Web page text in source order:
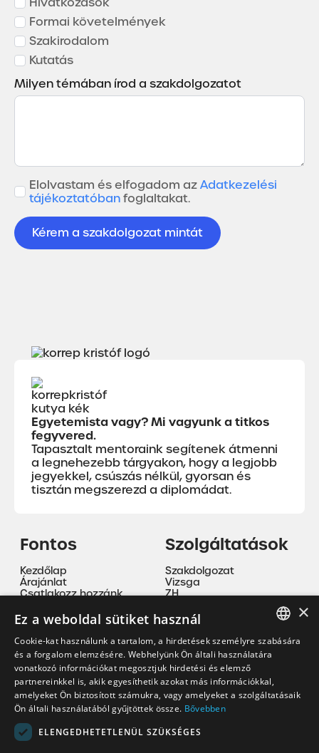
Formai követelmények
Szakirodalom
Kutatás
Milyen témában írod a szakdolgozatot
GDPR
*
Elolvastam és elfogadom azAdatkezelési
tájékoztatóbanfoglaltakat.
Kérem a szakdolgozat mintát
Egyetemista vagy? Mi vagyunk a titkos
fegyvered.
Tapasztalt mentoraink segítenek átmenni
a legnehezebb tárgyakon, hogy a legjobb
jegyekkel, csúszás nélkül, gyorsan és
tisztán megszerezd a diplomádat.
Fontos
Kezdőlap
Árajánlat
Csatlakozz hozzánk
Adatvédelmi nyilatkozat
Cookie tájékoztató
Szolgáltatások
Szakdolgozat
Vizsga
ZH
Nyelvoktatás
Magánóra
Szakmai gyakorlat
Mentorálás
Kapcsolat
korrepkristof@gmail.com
+36 30 335 9094
HUNGARIAN
×
Ez a weboldal sütiket használ
Cookie-kat használunk a tartalom, a hirdetések személyre szabására
és a forgalom elemzésére. Webhelyünk Ön általi használatára
vonatkozó információkat megosztjuk hirdetési és elemző
partnereinkkel is, akik egyesíthetik azokat más információkkal,
amelyeket Ön biztosított számukra, vagy amelyeket a szolgáltatásaik
Ön általi használatából gyűjtöttek össze. Bővebben
ELENGEDHETETLENÜL SZÜKSÉGES